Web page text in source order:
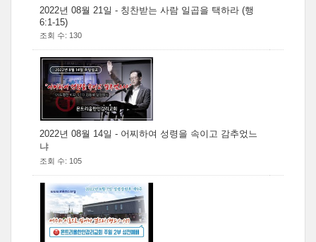
2022년 08월 21일 - 칭찬받는 사람 일곱을 택하라 (행
6:1-15)
조회 수: 130
2022년 08월 14일 - 어찌하여 성령을 속이고 감추었느
냐
조회 수: 105